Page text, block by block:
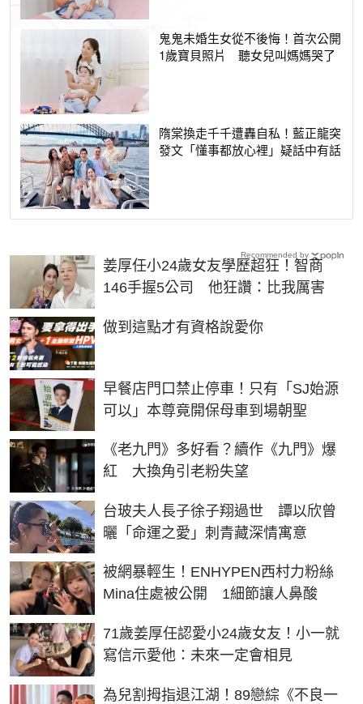
鬼鬼未婚生女從不後悔！首次公開
1歲寶貝照片 聽女兒叫媽媽哭了
隋棠換走千千遭轟自私！藍正龍突
發文「懂事都放心裡」疑話中有話
姜厚任小24歲女友學歷超狂！智商
146手握5公司 他狂讚：比我厲害
做到這點才有資格說愛你
PR
早餐店門口禁止停車！只有「SJ始源
可以」本尊竟開保母車到場朝聖
《老九門》多好看？續作《九門》爆
紅 大換角引老粉失望
台玻夫人長子徐子翔過世 譚以欣曾
曬「命運之愛」刺青藏深情寓意
被網暴輕生！ENHYPEN西村力粉絲
Mina住處被公開 1細節讓人鼻酸
71歲姜厚任認愛小24歲女友！小一就
寫信示愛他：未來一定會相見
為兒割拇指退江湖！89戀綜《不良一
Recommended by